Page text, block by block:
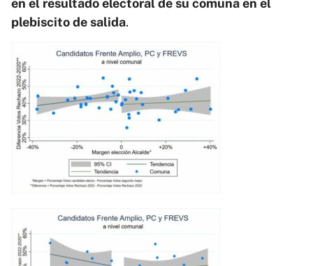
en el resultado electoral de su comuna en el
plebiscito de salida.